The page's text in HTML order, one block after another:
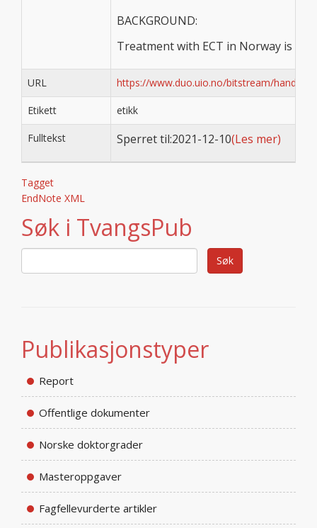
BACKGROUND:
Treatment with ECT in Norway is
URL https://www.duo.uio.no/bitstream/handle/
Etikett etikk
Fulltekst Sperret til:2021-12-10(Les mer)
Tagget
EndNote XML
Søk i TvangsPub
Publikasjonstyper
Report
Offentlige dokumenter
Norske doktorgrader
Masteroppgaver
Fagfellevurderte artikler